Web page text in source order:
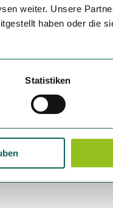
weiter. Unsere
haben oder die
Statistiken
zu gelangen die